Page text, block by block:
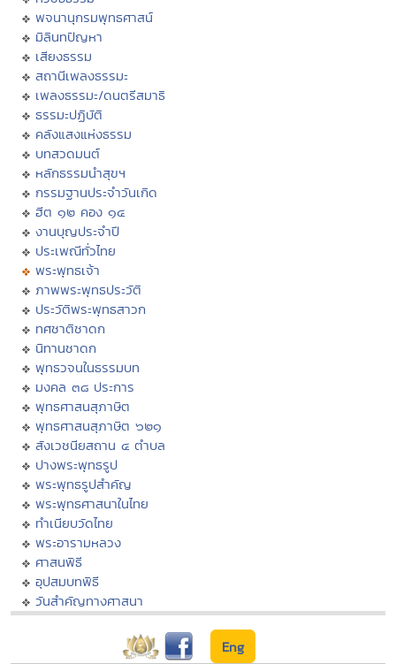
พจนานุกรมพุทธศาสน์
มิลินทปัญหา
เสียงธรรม
สถานีเพลงธรรมะ
เพลงธรรมะ/ดนตรีสมาธิ
ธรรมะปฏิบัติ
คลังแสงแห่งธรรม
บทสวดมนต์
หลักธรรมนำสุขฯ
กรรมฐานประจำวันเกิด
ฮีต ๑๒ คอง ๑๔
งานบุญประจำปี
ประเพณีทั่วไทย
พระพุทธเจ้า
ภาพพระพุทธประวัติ
ประวัติพระพุทธสาวก
ทศชาติชาดก
นิทานชาดก
พุทธวจนในธรรมบท
มงคล ๓๘ ประการ
พุทธศาสนสุภาษิต
พุทธศาสนสุภาษิต ๖๒๑
สังเวชนียสถาน ๔ ตำบล
ปางพระพุทธรูป
พระพุทธรูปสำคัญ
พระพุทธศาสนาในไทย
ทำเนียบวัดไทย
พระอารามหลวง
ศาสนพิธี
อุปสมบทพิธี
วันสำคัญทางศาสนา
Eng